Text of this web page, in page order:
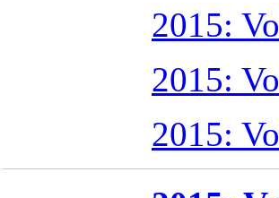
2015:
2015:
2015: